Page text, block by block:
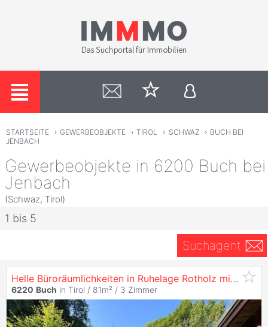
STARTSEITE › GEWERBEOBJEKTE › TIROL › SCHWAZ › BUCH BEI
JENBACH
Gewerbeobjekte in 6200 Buch bei
Jenbach
(Schwaz, Tirol)
1 bis 5
Suchagent
Helle Büroräumlichkeiten in Ruhelage Rotholz mit 2 Parkplätzen
6220 Buch in Tirol / 81m² / 3 Zimmer